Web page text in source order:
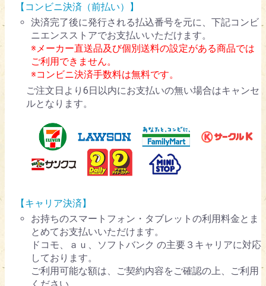
【コンビニ決済（前払い）】
決済完了後に発行される払込番号を元に、下記コンビ
ニエンスストアでお支払いいただけます。
※メーカー直送品及び個別送料の設定がある商品では
ご利用できません。
※コンビニ決済手数料は無料です。
ご注文日より6日以内にお支払いの無い場合はキャンセ
ルとなります。
【キャリア決済】
お持ちのスマートフォン・タブレットの利用料金とま
とめてお支払いいただけます。
ドコモ、ａｕ、ソフトバンク の主要３キャリアに対応
しております。
ご利用可能な額は、ご契約内容をご確認の上、ご利用
ください。